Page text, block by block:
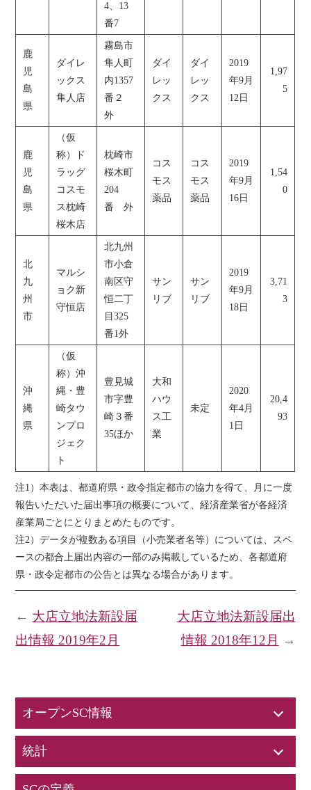
4、13
番7
鹿
児
島
県
ダイレ
ックス
隼人店
霧島市
隼人町
内1357
番２
外
ダイ
レッ
クス
ダイ
レッ
クス
2019
年9月
12日
1,97
5
鹿
児
島
県
（仮
称）ド
ラッグ
コスモ
ス枕崎
桜木店
枕崎市
桜木町
204
番 外
コス
モス
薬品
コス
モス
薬品
2019
年9月
16日
1,54
0
北
九
州
市
マルシ
ョク新
守恒店
北九州
市小倉
南区守
恒二丁
目325
番1外
サン
リブ
サン
リブ
2019
年9月
18日
3,71
3
沖
縄
県
（仮
称）沖
縄・豊
崎タウ
ンプロ
ジェク
ト
豊見城
市字豊
崎３番
35ほか
大和
ハウ
ス工
業
未定
2020
年4月
1日
20,4
93
注1）本表は、都道府県・政令指定都市の協力を得て、月に一度
報告いただいた届出事項の概要について、経済産業省が各経済
産業局ごとにとりまとめたものです。
注2）データが複数ある項目（小売業者名等）については、スペ
ースの都合上届出内容の一部のみ掲載しているため、各都道府
県・政令定都市の公告とは異なる場合があります。
大店立地法新設届出
情報 2018年12月
→
← 大店立地法新設届
出情報 2019年2月
オープンSC情報
統計